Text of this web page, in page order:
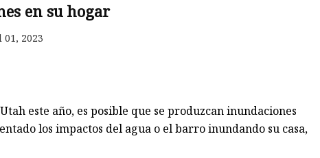
en su hogar
01, 2023
este año, es posible que se produzcan inundaciones
los impactos del agua o el barro inundando su casa,